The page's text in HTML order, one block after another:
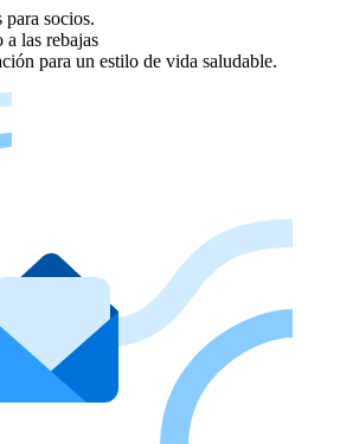
socios.
a las rebajas
para un estilo de vida saludable.